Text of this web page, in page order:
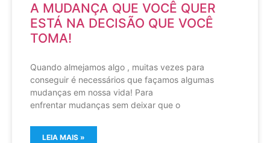
A MUDANÇA QUE VOCÊ QUER
ESTÁ NA DECISÃO QUE VOCÊ
TOMA!
Quando almejamos algo , muitas vezes para
conseguir é necessários que façamos algumas
mudanças em nossa vida! Para
enfrentar mudanças sem deixar que o
LEIA MAIS »